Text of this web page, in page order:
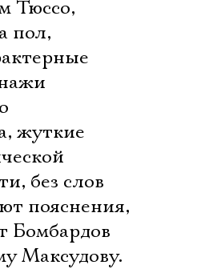
Тюссо,
пол,
жуткие
без слов
пояснения,
Бомбардов
Максудову.